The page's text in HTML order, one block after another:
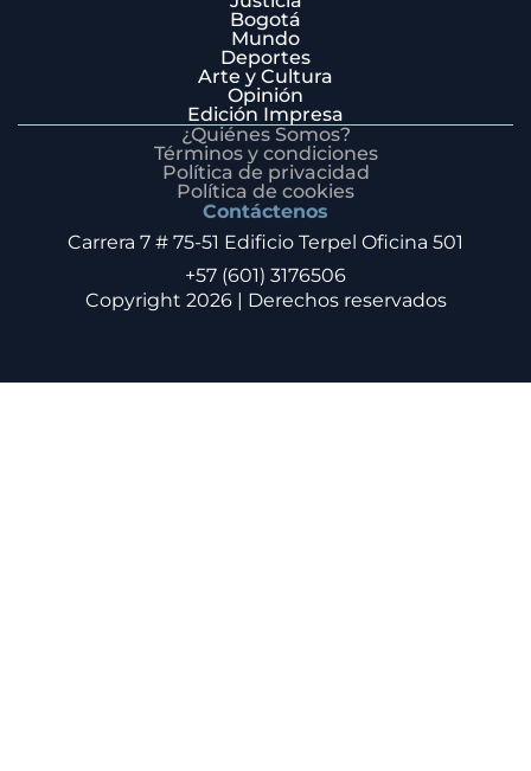
Bogotá
Mundo
Deportes
Arte y Cultura
Opinión
Edición Impresa
¿Quiénes Somos?
Términos y condiciones
Política de privacidad
Política de cookies
Contáctenos
Carrera 7 # 75-51 Edificio Terpel Oficina 501
+57 (601) 3176506
Copyright 2026 | Derechos reservados